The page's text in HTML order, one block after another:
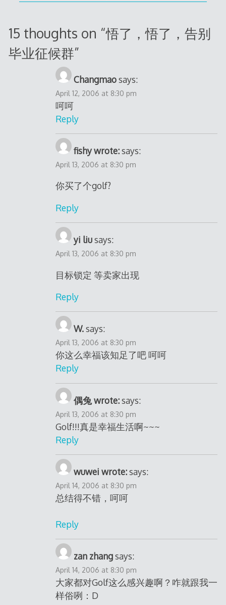
15 thoughts on “悟了，悟了，告别
毕业征候群”
Changmao says:
April 12, 2006 at 8:30 pm
呵呵
Reply
fishy wrote: says:
April 13, 2006 at 8:30 pm
你买了个golf?
Reply
yi liu says:
April 13, 2006 at 8:30 pm
目标锁定 等卖家出现
Reply
W. says:
April 13, 2006 at 8:30 pm
你这么幸福该知足了吧 呵呵
Reply
偶兔 wrote: says:
April 13, 2006 at 8:30 pm
Golf!!!真是幸福生活啊~~~
Reply
wuwei wrote: says:
April 14, 2006 at 8:30 pm
总结得不错，呵呵
Reply
zan zhang says:
April 14, 2006 at 8:30 pm
大家都对Golf这么感兴趣啊？咋就跟我一
样俗咧：D